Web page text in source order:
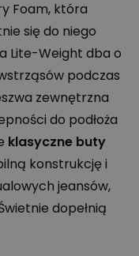
Foam, która
się do niego
Lite-Weight dba o
podczas
zewnętrzna
do podłoża
klasyczne buty
konstrukcję i
jeansów,
dopełnią